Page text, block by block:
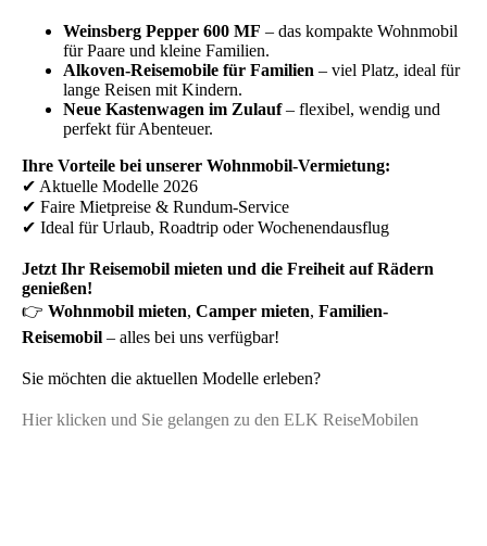
Weinsberg Pepper 600 MF – das kompakte Wohnmobil
für Paare und kleine Familien.
Alkoven-Reisemobile für Familien – viel Platz, ideal für
lange Reisen mit Kindern.
Neue Kastenwagen im Zulauf– flexibel, wendig und
perfekt für Abenteuer.
Ihre Vorteile bei unserer Wohnmobil-Vermietung:
✔ Aktuelle Modelle 2026
✔ Faire Mietpreise & Rundum-Service
✔ Ideal für Urlaub, Roadtrip oder Wochenendausflug
Jetzt Ihr Reisemobil mieten und die Freiheit auf Rädern
genießen!
👉 Wohnmobil mieten, Camper mieten, Familien-
Reisemobil – alles bei uns verfügbar!
Sie möchten die aktuellen Modelle erleben?
Hier klicken und Sie gelangen zu den ELK ReiseMobilen